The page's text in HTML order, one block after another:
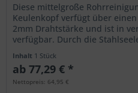
Diese mittelgroße
Keulenkopf verfügt über
2mm Drahtstärke und ist in
verfügbar. Durch die
Inhalt 1 Stück
ab 77,29 € *
Nettopreis: 64,95 €